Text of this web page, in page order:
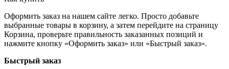
Оформить заказ на нашем сайте легко. Просто добавьте
выбранные товары в корзину, а затем перейдите на страницу
Корзина, проверьте правильность заказанных позиций и
нажмите кнопку «Оформить заказ» или «Быстрый заказ».
Быстрый заказ